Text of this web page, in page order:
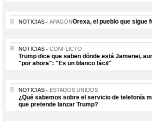
NOTICIAS APAGÓNOrexa, el pueblo que sigue
NOTICIAS CONFLICTO
Trump dice que saben dónde está Jamenei,
"por ahora": "Es un blanco fácil"
NOTICIAS ESTADOS UNIDOS
¿Qué sabemos sobre el servicio de telefonía
que pretende lanzar Trump?